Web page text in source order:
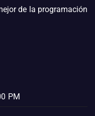
de la programación
PM